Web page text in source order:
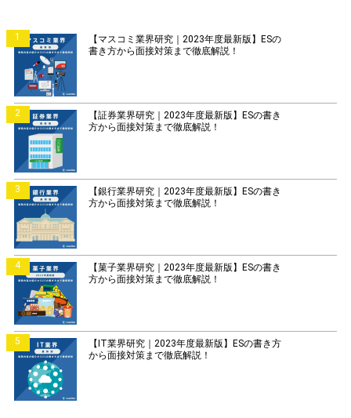
1
【マスコミ業界研究｜2023年度最新版】ESの
書き方から面接対策まで徹底解説！
2
【証券業界研究｜2023年度最新版】ESの書き
方から面接対策まで徹底解説！
3
【銀行業界研究｜2023年度最新版】ESの書き
方から面接対策まで徹底解説！
4
【菓子業界研究｜2023年度最新版】ESの書き
方から面接対策まで徹底解説！
5
【IT業界研究｜2023年度最新版】ESの書き方
から面接対策まで徹底解説！